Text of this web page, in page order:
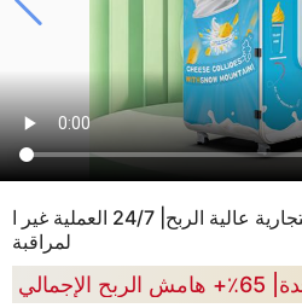
آلة بيع الآيس كريم التلقائي التجارية عالية الربح| 24/7 العملية غير ا
لمراقبة